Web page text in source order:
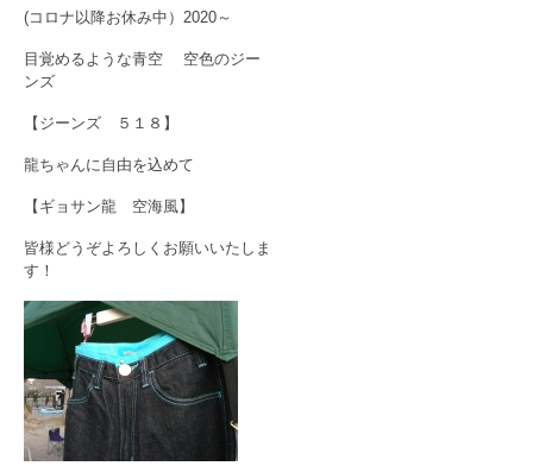
(コロナ以降お休み中）2020～
目覚めるような青空 空色のジー
ンズ
【ジーンズ ５１８】
龍ちゃんに自由を込めて
【ギョサン龍 空海風】
皆様どうぞよろしくお願いいたしま
す！